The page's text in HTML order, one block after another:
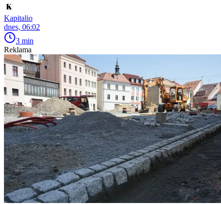
Kapitalio
dnes, 06:02
3 min
Reklama